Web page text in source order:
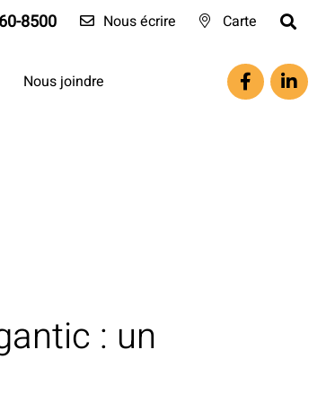
8500 Nous écrire Carte
Nous joindre
: un